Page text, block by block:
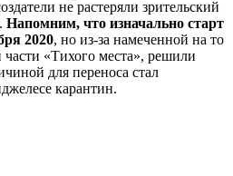
не растеряли зрительский
Напомним, что изначально старт
2020, но из-за намеченной на то
«Тихого места», решили
для переноса стал
карантин.